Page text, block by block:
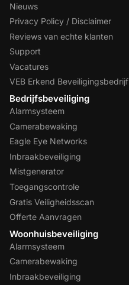
Nieuws
Privacy Policy / Disclaimer
Reviews van echte klanten
Support
Vacatures
VEB Erkend Beveiligingsbedrijf
Bedrijfsbeveiliging
Alarmsysteem
Camerabewaking
Eagle Eye Networks
Inbraakbeveiliging
Mistgenerator
Toegangscontrole
Gratis Veiligheidsscan
Offerte Aanvragen
Woonhuisbeveiliging
Alarmsysteem
Camerabewaking
Inbraakbeveiliging